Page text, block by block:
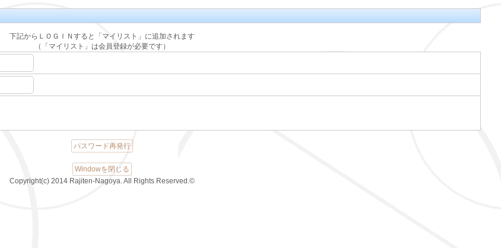
下記からＬＯＧＩＮすると「マイリスト」に追加されます
（「マイリスト」は会員登録が必要です）
パスワード再発行
Windowを閉じる
Copyright(c) 2014 Rajiten-Nagoya. All Rights Reserved.©